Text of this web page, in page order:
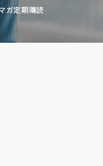
ガ定期購読